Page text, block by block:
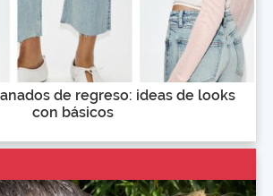
de regreso: ideas de looks
con básicos